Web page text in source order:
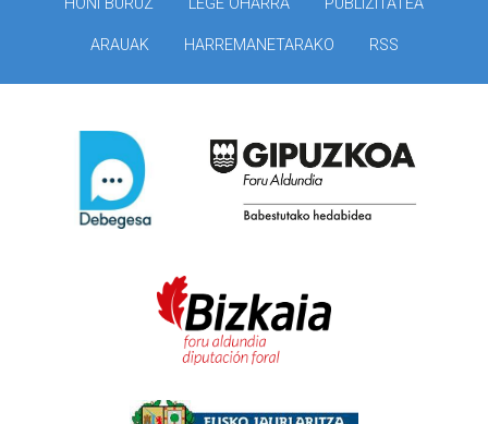
ARAUAK HARREMANETARAKO RSS